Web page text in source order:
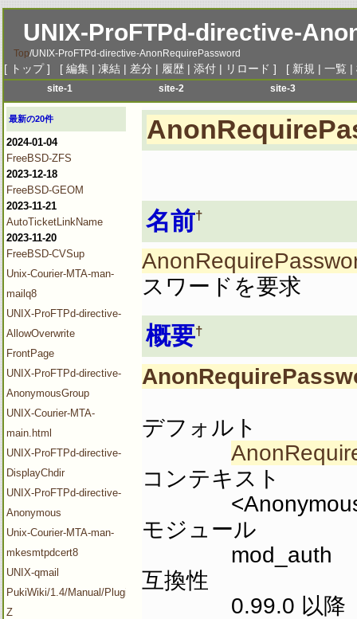
UNIX-ProFTPd-directive-
Top/UNIX-ProFTPd-directive-AnonRequirePassword
[ トップ] [ 編集 | 凍結 | 差分 | 履歴 | 添付 | リロード ] [ 新規 | 一覧 |
site-1
menu-1
menu-2
menu-3
menu-5
menu-6
site-2
menu-1
menu-2
menu-3
site-3
menu-2
menu-3
最新の20件
2024-01-04
FreeBSD-ZFS
2023-12-18
FreeBSD-GEOM
2023-11-21
AutoTicketLinkName
2023-11-20
FreeBSD-CVSup
Unix-Courier-MTA-man-
mailq8
UNIX-ProFTPd-directive-
AllowOverwrite
FrontPage
UNIX-ProFTPd-directive-
AnonymousGroup
UNIX-Courier-MTA-
main.html
UNIX-ProFTPd-directive-
DisplayChdir
UNIX-ProFTPd-directive-
Anonymous
Unix-Courier-MTA-man-
mkesmtpdcert8
UNIX-qmail
PukiWiki/1.4/Manual/Plugin/V-
Z
名前†
スワードを要求
概要†
デフォルト
コンテキスト
モジュール
mod_auth
互換性
0.99.0 以降